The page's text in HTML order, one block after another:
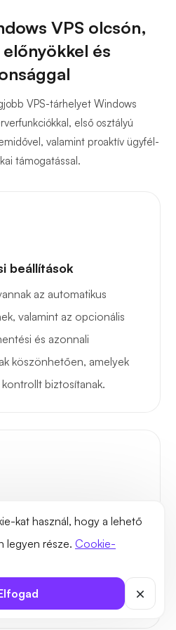
kat használ, hogy a lehető
legyen része. Cookie-
Korlátlan
VPS olcsón,
és
VPS-tárhelyet Windows
első osztályú
valamint proaktív ügyfél-
támogatással.
beállítások
az automatikus
valamint az opcionális
és azonnali
köszönhetően, amelyek
biztosítanak.
Supermicro és Dell
NVMe SSD-kkel a
érdekében.